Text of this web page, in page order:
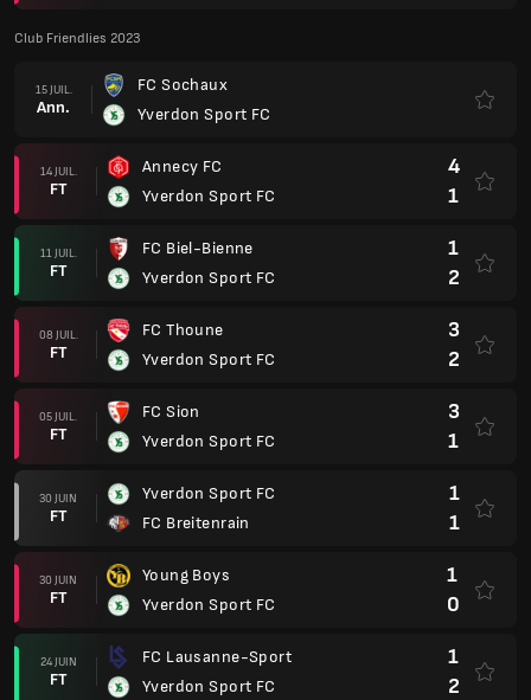
Club Friendlies 2023
15 JUIL.
Ann.
FC Sochaux
Yverdon Sport FC
14 JUIL.
FT
Annecy FC
Yverdon Sport FC
4
1
11 JUIL.
FT
FC Biel-Bienne
Yverdon Sport FC
1
2
08 JUIL.
FT
FC Thoune
Yverdon Sport FC
3
2
05 JUIL.
FT
FC Sion
Yverdon Sport FC
3
1
30 JUIN
FT
Yverdon Sport FC
FC Breitenrain
1
1
30 JUIN
FT
Young Boys
Yverdon Sport FC
1
0
24 JUIN
FT
FC Lausanne-Sport
Yverdon Sport FC
1
2